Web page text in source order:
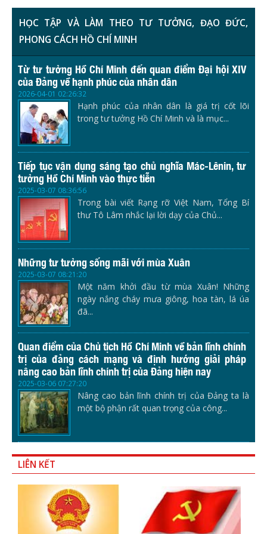
HỌC TẬP VÀ LÀM THEO TƯ TƯỞNG, ĐẠO ĐỨC,
PHONG CÁCH HỒ CHÍ MINH
Từ tư tưởng Hồ Chí Minh đến quan điểm Đại hội XIV
của Đảng về hạnh phúc của nhân dân
2026-04-01 02:26:32
Hạnh phúc của nhân dân là giá trị cốt lõi
trong tư tưởng Hồ Chí Minh và là mục...
Tiếp tục vận dụng sáng tạo chủ nghĩa Mác-Lênin, tư
tưởng Hồ Chí Minh vào thực tiễn
2025-03-07 08:36:56
Trong bài viết Rạng rỡ Việt Nam, Tổng Bí
thư Tô Lâm nhắc lại lời dạy của Chủ...
Những tư tưởng sống mãi với mùa Xuân
2025-03-07 08:21:20
Một năm khởi đầu từ mùa Xuân! Những
ngày nắng cháy mưa giông, hoa tàn, lá úa
đã...
Quan điểm của Chủ tịch Hồ Chí Minh về bản lĩnh chính
trị của đảng cách mạng và định hướng giải pháp
nâng cao bản lĩnh chính trị của Đảng hiện nay
2025-03-06 07:27:20
Nâng cao bản lĩnh chính trị của Đảng ta là
một bộ phận rất quan trọng của công...
LIÊN KẾT